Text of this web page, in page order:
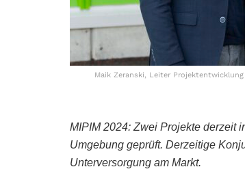
Maik Zeranski, Leiter
MIPIM 2024: Zwei Projekte derzeit
Umgebung geprüft. Derzeitige
Unterversorgung am Markt.